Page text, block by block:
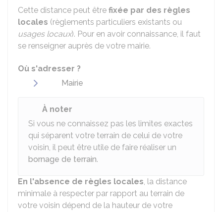
Cette distance peut être fixée par des règles
locales (règlements particuliers existants ou
usages locaux). Pour en avoir connaissance, il faut
se renseigner auprès de votre mairie.
Où s'adresser ?
Mairie
À noter
Si vous ne connaissez pas les limites exactes
qui séparent votre terrain de celui de votre
voisin, il peut être utile de faire réaliser un
bornage de terrain.
En l'absence de règles locales, la distance
minimale à respecter par rapport au terrain de
votre voisin dépend de la hauteur de votre